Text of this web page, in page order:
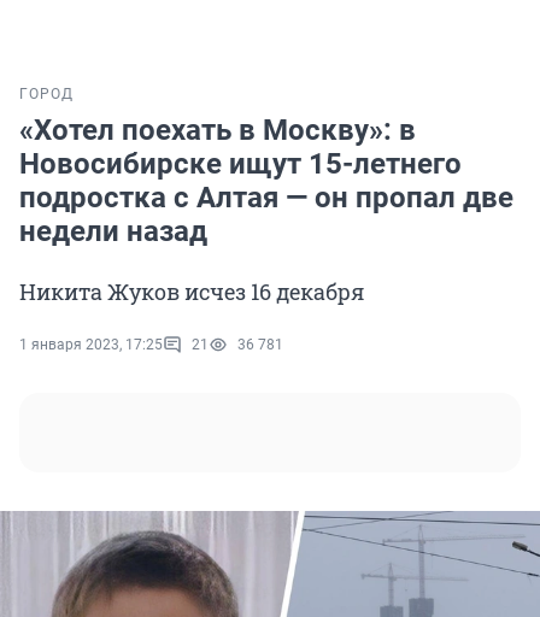
ГОРОД
«Хотел поехать в Москву»: в
Новосибирске ищут 15-летнего
подростка с Алтая — он пропал две
недели назад
Никита Жуков исчез 16 декабря
1 января 2023, 17:25 21 36 781